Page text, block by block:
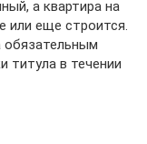
а квартира на
или еще строится.
обязательным
титула в течении